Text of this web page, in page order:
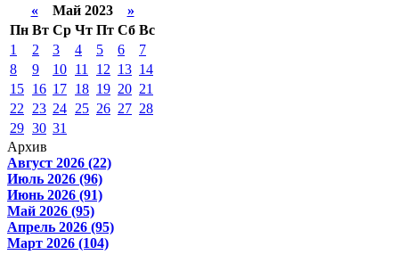
«Май 2023 »
Пн Вт Ср Чт Пт Сб Вс
1
2 3 4 5 6
7
8
9 10 11 12 13 14
15 16 17 18 19 20 21
22
23 24 25 26 27 28
29 30 31
Архив
Август 2026 (22)
Июль 2026 (96)
Июнь 2026 (91)
Май 2026 (95)
Апрель 2026 (95)
Март 2026 (104)